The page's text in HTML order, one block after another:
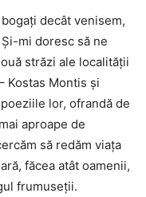
bogați decât venisem,
mi doresc să ne
străzi ale localității
Kostas Montis și
lor, ofrandă de
aproape de
să redăm viața
făcea atât oamenii,
frumuseții.